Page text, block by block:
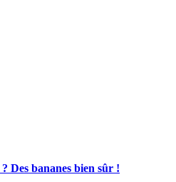
Des bananes bien sûr !